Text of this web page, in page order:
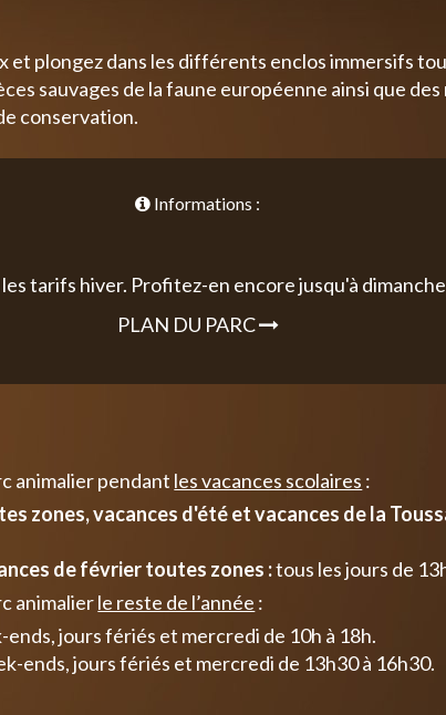
et plongez dans les différents enclos immersifs
sauvages de la faune européenne ainsi que
conservation.
Informations :
tarifs hiver. Profitez-en encore jusqu'à
PLAN DU PARC
animalier pendant les vacances scolaires :
zones, vacances d'été et vacances de la
de février toutes zones :tous les jours de
animalierle reste de l’année :
ends, jours fériés et mercredi de 10h à 18h.
ends, jours fériés et mercredi de 13h30 à 16h30.